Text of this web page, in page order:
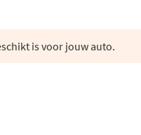
is voor jouw auto.